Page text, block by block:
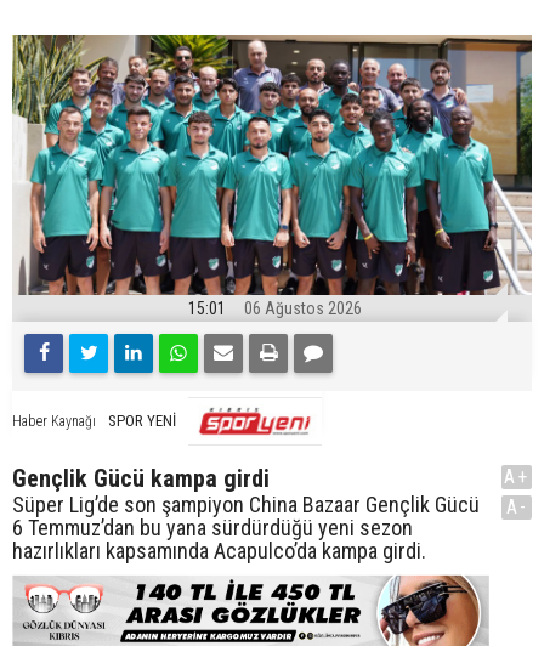
15:01 06 Ağustos 2026
Haber Kaynağı SPOR YENİ
Gençlik Gücü kampa girdi
Süper Lig’de son şampiyon China Bazaar Gençlik Gücü
6 Temmuz’dan bu yana sürdürdüğü yeni sezon
hazırlıkları kapsamında Acapulco’da kampa girdi.
A+
A-